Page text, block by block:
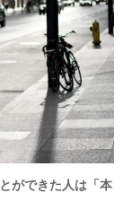
ができた人は「本